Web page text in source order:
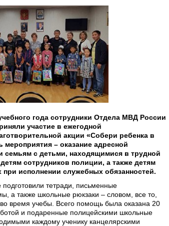
года сотрудники Отдела МВД России
участие в ежегодной
акции «Собери ребенка в
мероприятия – оказание адресной
семьям с детьми, находящимися в трудной
сотрудников полиции, а также детям
исполнении служебных обязанностей.
тетради, письменные
а также школьные рюкзаки – словом, все то,
время учебы. Всего помощь была оказана 20
и подаренные полицейскими школьные
каждому ученику канцелярскими